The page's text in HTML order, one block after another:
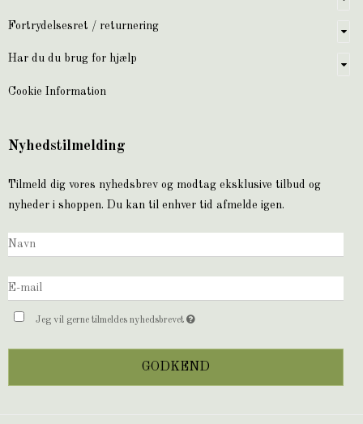
Fortrydelsesret / returnering
Har du du brug for hjælp
Cookie Information
Nyhedstilmelding
Tilmeld dig vores nyhedsbrev og modtag eksklusive tilbud og
nyheder i shoppen. Du kan til enhver tid afmelde igen.
Jeg vil gerne tilmeldes nyhedsbrevet
GODKEND